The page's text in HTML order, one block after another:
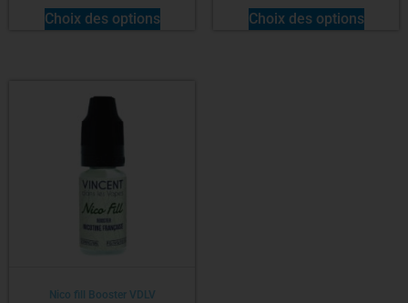
Choix des options Choix des options
Nico fill Booster VDLV